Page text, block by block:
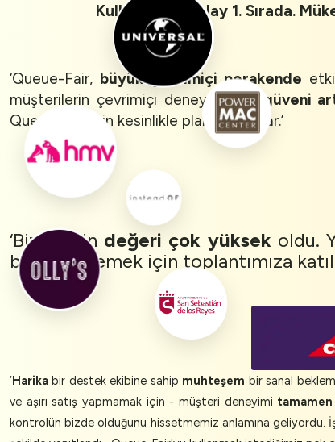
Kullanımı En Kolay 1. Sırada.
‘Queue-Fair, büyük çevrimiçi perakende
müşterilerin çevrimiçi deneyimi için güveni
Queue-Fair için kesinlikle planlarımız var.’
‘Bizim için değeri çok yüksek oldu.
birlikte izlemek için toplantımıza
‘Harika bir destek ekibine sahip muhteşem bir sanal
ve aşırı satış yapmamak için - müşteri deneyimi
kontrolün bizde olduğunu hissetmemiz anlamına geliyordu.